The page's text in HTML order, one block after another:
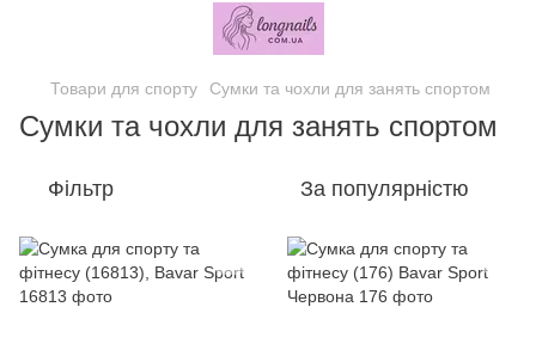
Товари для спорту Сумки та чохли для занять спортом
Сумки та чохли для занять спортом
Фільтр За популярністю